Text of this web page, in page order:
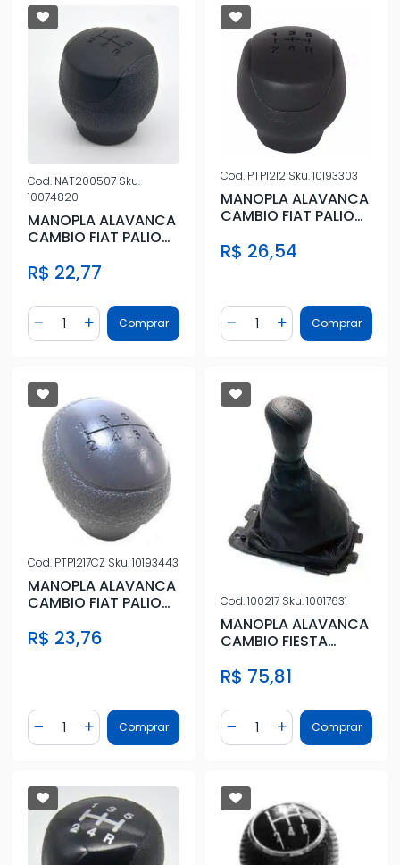
Cod. NAT200507 Sku.
10074820
MANOPLA ALAVANCA
CAMBIO FIAT PALIO
R$ 22,77
Diminuir Quantidade
Quantidade
Adicionar Quantidade
Comprar
Cod. PTP1212 Sku.10193303
MANOPLA ALAVANCA
CAMBIO FIAT PALIO
R$ 26,54
Diminuir Quantidade
Quantidade
AdicionarComprar
Cod. PTP1217CZ Sku.10193443
MANOPLA ALAVANCA
CAMBIO FIAT PALIO
R$ 23,76
Diminuir Quantidade
Quantidade
Adicionar Quantidade
Comprar
Cod.100217 Sku.10017631
MANOPLA ALAVANCA
CAMBIO FIESTA
FOCUS 13/ KA 1
R$ 75,81
Diminuir Quantidade
Quantidade
AdicionarComprar